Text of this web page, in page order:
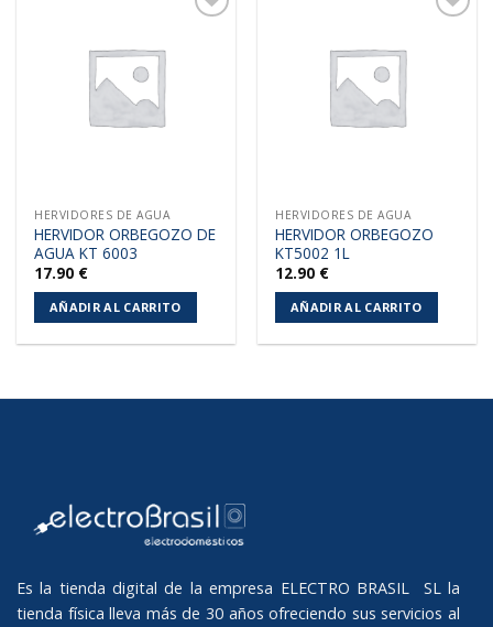
HERVIDORES DE AGUA
HERVIDOR ORBEGOZO DE
AGUA KT 6003
17.90 €
AÑADIR AL CARRITO
HERVIDORES DE AGUA
HERVIDOR ORBEGOZO
KT5002 1L
12.90 €
AÑADIR AL CARRITO
Es la tienda digital de la empresa ELECTRO BRASIL SL la
tienda física lleva más de 30 años ofreciendo sus servicios al